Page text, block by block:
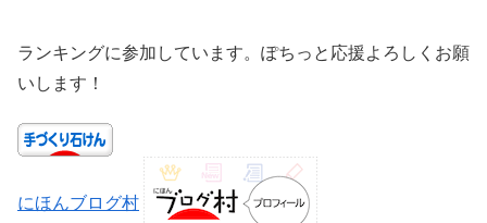
ランキングに参加しています。ぽちっと応援よろしくお願
いします！
にほんブログ村